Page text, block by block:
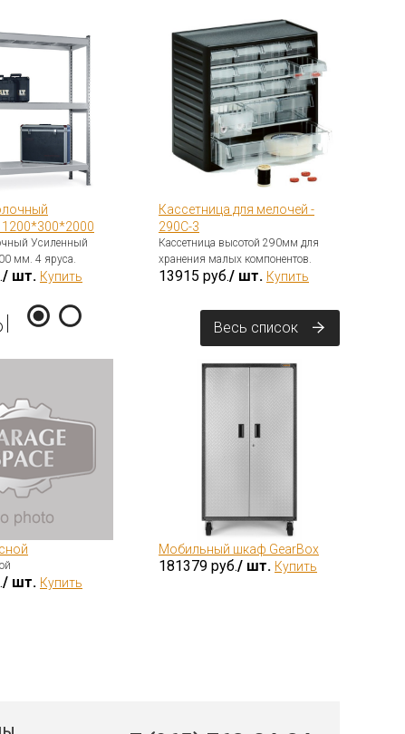
Усиленный
мм. 4 яруса.
/ шт. Купить
Кассетница для мелочей -
290С-3
Кассетница высотой 290мм для
хранения малых компонентов.
13915 руб./ шт. Купить
Весь список
/ шт. Купить
Мобильный шкаф GearBox
181379 руб./ шт. Купить